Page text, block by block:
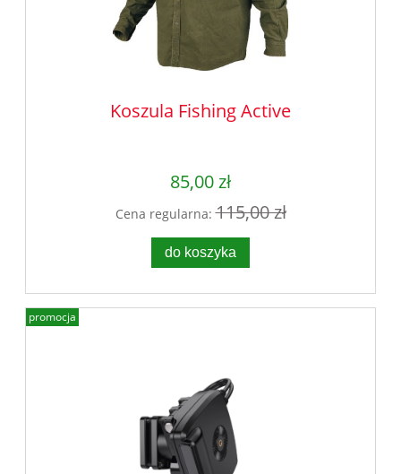
Koszula Fishing Active
85,00 zł
Cena regularna:115,00 zł
do koszyka
promocja